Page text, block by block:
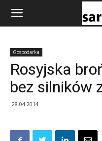
Gospodarka
Rosyjska
bez silników
28.04.2014